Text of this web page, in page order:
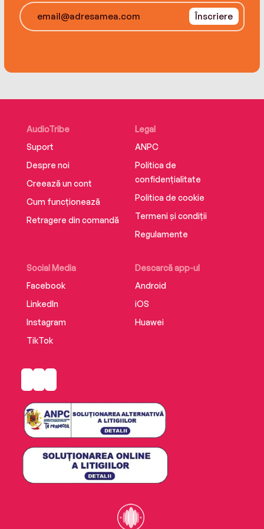
dazzling truth about their family that will alter
their lives forever...
Înscriere
AudioTribe
Suport
Despre noi
Creează un cont
Cum funcționează
Retragere din comandă
Social Media
Facebook
LinkedIn
Instagram
TikTok
Descarcă app-ul
Android
iOS
Huawei
Legal
ANPC
Politica de
confidențialitate
Politica de cookie
Termeni și condiții
Regulamente